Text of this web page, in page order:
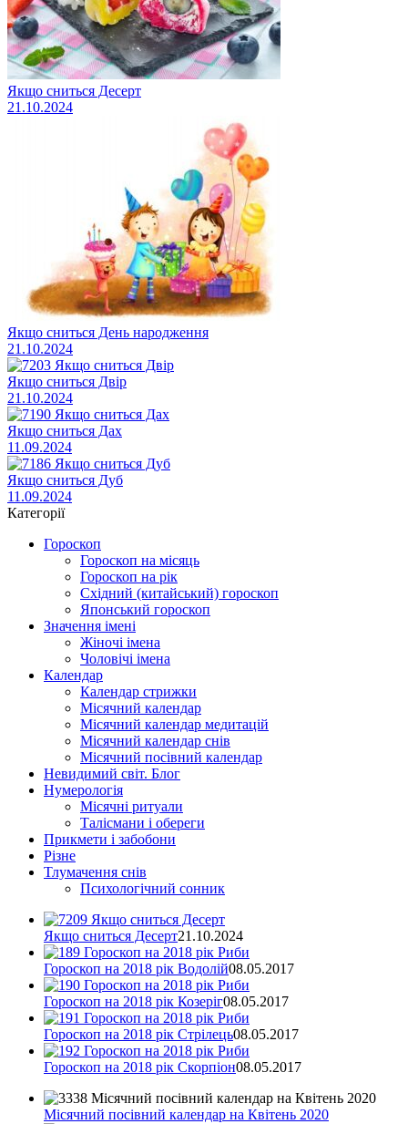
Якщо сниться Десерт
21.10.2024
Якщо сниться День народження
21.10.2024
Якщо сниться Двір
21.10.2024
Якщо сниться Дах
11.09.2024
Якщо сниться Дуб
11.09.2024
Категорії
Гороскоп
Гороскоп на місяць
Гороскоп на рік
Східний (китайський) гороскоп
Японський гороскоп
Значення імені
Жіночі імена
Чоловічі імена
Календар
Календар стрижки
Місячний календар
Місячний календар медитацій
Місячний календар снів
Місячний посівний календар
Невидимий світ. Блог
Нумерологія
Місячні ритуали
Талісмани і обереги
Прикмети і забобони
Різне
Тлумачення снів
Психологічний сонник
Якщо сниться Десерт21.10.2024
Гороскоп на 2018 рік Водолій08.05.2017
Гороскоп на 2018 рік Козеріг08.05.2017
Гороскоп на 2018 рік Стрілець08.05.2017
Гороскоп на 2018 рік Скорпіон08.05.2017
Місячний посівний календар на Квітень 2020